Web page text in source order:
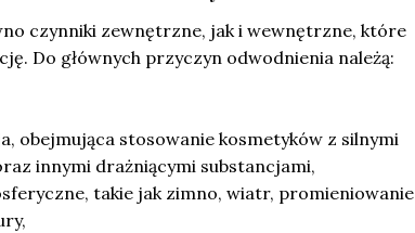
czynniki zewnętrzne, jak i wewnętrzne, które
Do głównych przyczyn odwodnienia należą:
obejmująca stosowanie kosmetyków z silnymi
innymi drażniącymi substancjami,
takie jak zimno, wiatr, promieniowanie